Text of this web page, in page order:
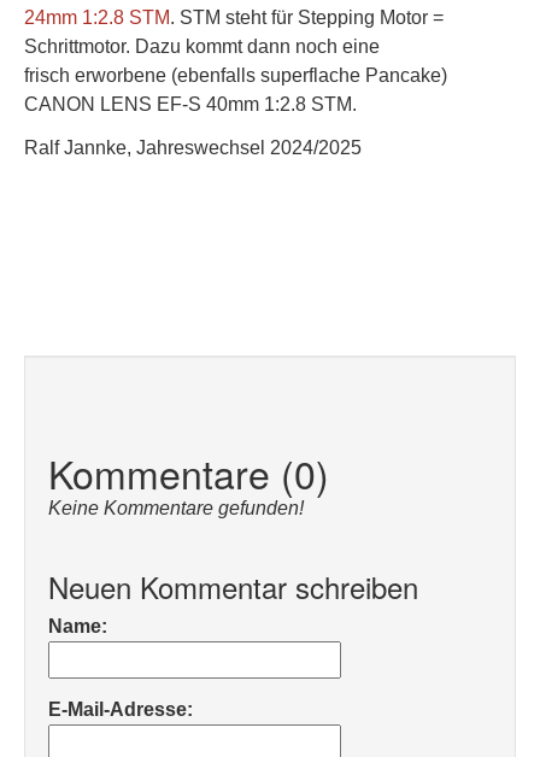
24mm 1:2.8 STM. STM steht für Stepping Motor =
Schrittmotor. Dazu kommt dann noch eine
frisch erworbene (ebenfalls superflache Pancake)
CANON LENS EF-S 40mm 1:2.8 STM.
Ralf Jannke, Jahreswechsel 2024/2025
Kommentare (0)
Keine Kommentare gefunden!
Neuen Kommentar schreiben
Name:
E-Mail-Adresse: